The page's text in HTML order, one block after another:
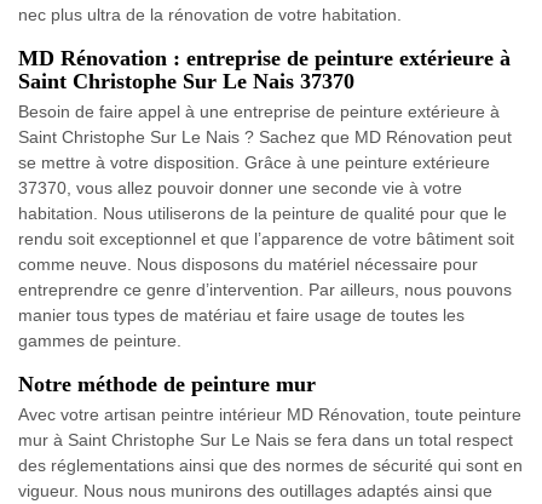
nec plus ultra de la rénovation de votre habitation.
MD Rénovation : entreprise de peinture extérieure à
Saint Christophe Sur Le Nais 37370
Besoin de faire appel à une entreprise de peinture extérieure à
Saint Christophe Sur Le Nais ? Sachez que MD Rénovation peut
se mettre à votre disposition. Grâce à une peinture extérieure
37370, vous allez pouvoir donner une seconde vie à votre
habitation. Nous utiliserons de la peinture de qualité pour que le
rendu soit exceptionnel et que l’apparence de votre bâtiment soit
comme neuve. Nous disposons du matériel nécessaire pour
entreprendre ce genre d’intervention. Par ailleurs, nous pouvons
manier tous types de matériau et faire usage de toutes les
gammes de peinture.
Notre méthode de peinture mur
Avec votre artisan peintre intérieur MD Rénovation, toute peinture
mur à Saint Christophe Sur Le Nais se fera dans un total respect
des réglementations ainsi que des normes de sécurité qui sont en
vigueur. Nous nous munirons des outillages adaptés ainsi que